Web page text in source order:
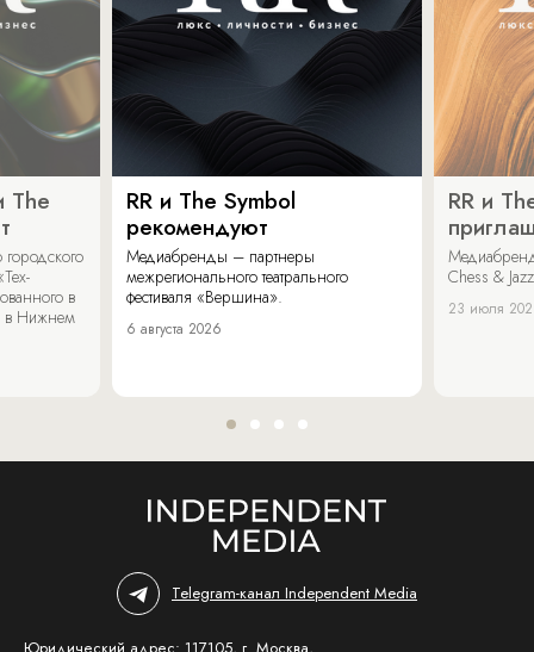
The
в
в Нижнем
RR и The Symbol
рекомендуют
Медиабренды – партнеры
межрегионального театрального
фестиваля «Вершина».
6 августа 2026
RR и
Chess &
23 июля
Telegram-канал Independent Media